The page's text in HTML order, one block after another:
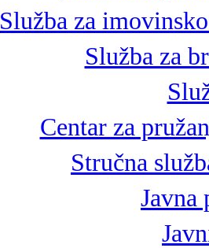
Služba za
Služba za
Centar za
Stručna
Javna